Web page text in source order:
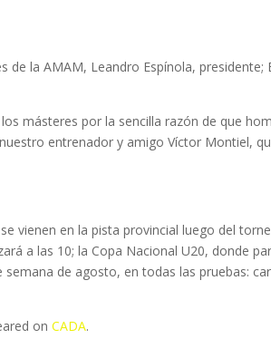
la AMAM, Leandro Espínola, presidente;
másteres por la sencilla razón de que
entrenador y amigo Víctor Montiel,
vienen en la pista provincial luego del
a las 10; la Copa Nacional U20, donde
de agosto, en todas las pruebas:
onCADA.